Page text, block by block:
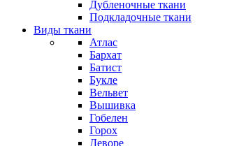
Дубленочные ткани
Подкладочные ткани
Виды ткани
Атлас
Бархат
Батист
Букле
Вельвет
Вышивка
Гобелен
Горох
Деворе